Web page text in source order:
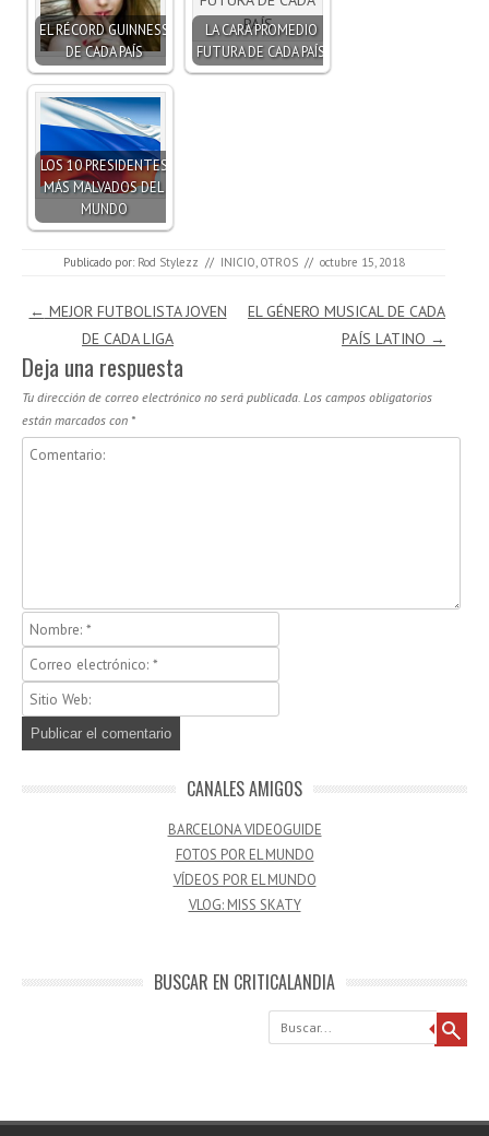
EL RÉCORD GUINNESS
DE CADA PAÍS
LA CARA PROMEDIO
FUTURA DE CADA PAÍS
LOS 10 PRESIDENTES
MÁS MALVADOS DEL
MUNDO
Publicado por: Rod Stylezz // INICIO OTROS // octubre 15, 2018
Navegación de entradas
← MEJOR FUTBOLISTA JOVEN
DE CADA LIGA
EL GÉNERO MUSICAL DE CADA
PAÍS LATINO →
Deja una respuesta
Tu dirección de correo electrónico no será publicada. Los campos obligatorios
están marcados con *
CANALES AMIGOS
BARCELONA VIDEOGUIDE
FOTOS POR EL MUNDO
VÍDEOS POR EL MUNDO
VLOG: MISS SKATY
BUSCAR EN CRITICALANDIA
Buscar